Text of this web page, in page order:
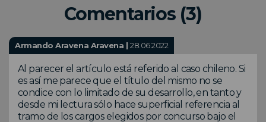
Comentarios (3)
Armando Aravena Aravena |28.06.2022
Al parecer el artículo está referido al caso chileno. Si
es así me parece que el título del mismo no se
condice con lo limitado de su desarrollo, en tanto y
desde mi lectura sólo hace superficial referencia al
tramo de los cargos elegidos por concurso bajo el